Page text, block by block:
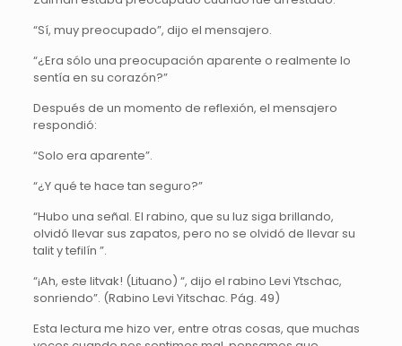
“Sí, muy preocupado”, dijo el mensajero.
“¿Era sólo una preocupación aparente o realmente lo
sentía en su corazón?”
Después de un momento de reflexión, el mensajero
respondió:
“Solo era aparente”.
“¿Y qué te hace tan seguro?”
“Hubo una señal. El rabino, que su luz siga brillando,
olvidó llevar sus zapatos, pero no se olvidó de llevar su
talit y tefilín ”.
“¡Ah, este litvak! (Lituano) “, dijo el rabino Levi Ytschac,
sonriendo”. (Rabino Levi Yitschac. Pág. 49)
Esta lectura me hizo ver, entre otras cosas, que muchas